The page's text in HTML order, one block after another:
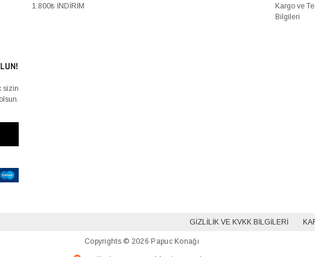
1.800₺ İNDİRİM
Kargo ve
Bilgileri
sizin
GIZLILIK VE KVKK BILGILERI
Copyrights © 2026 Papuc Konağı